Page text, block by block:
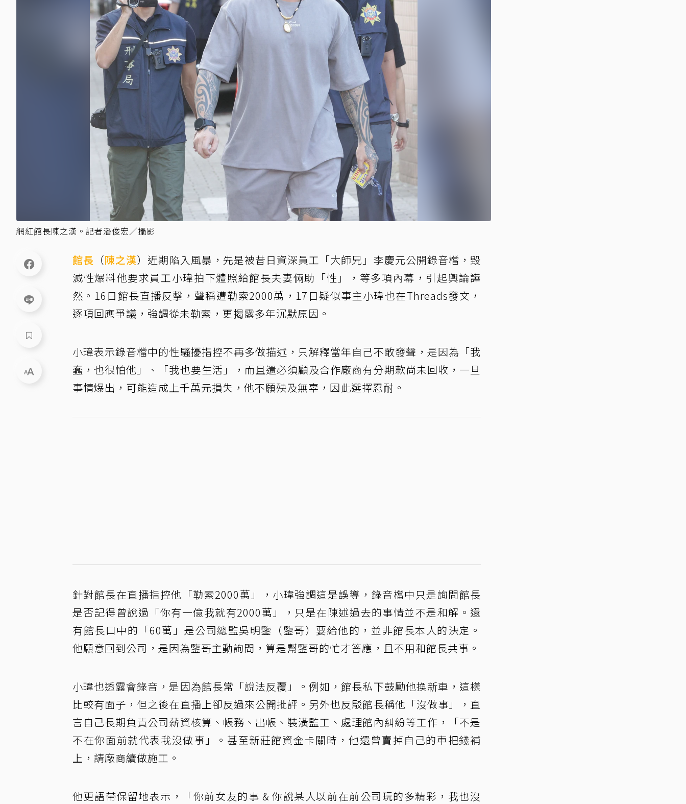
網紅館長陳之漢。記者潘俊宏／攝影
館長 （陳之漢）近期陷入風暴，先是被昔日資深員工「大師兄」李慶元公開錄音檔，毀
滅性爆料他要求員工小瑋拍下體照給館長夫妻倆助「性」，等多項內幕，引起輿論譁
然。16日館長直播反擊，聲稱遭勒索2000萬，17日疑似事主小瑋也在Threads發文，
逐項回應爭議，強調從未勒索，更揭露多年沉默原因。
小瑋表示錄音檔中的性騷擾指控不再多做描述，只解釋當年自己不敢發聲，是因為「我
蠢，也很怕他」、「我也要生活」，而且還必須顧及合作廠商有分期款尚未回收，一旦
事情爆出，可能造成上千萬元損失，他不願殃及無辜，因此選擇忍耐。
針對館長在直播指控他「勒索2000萬」，小瑋強調這是誤導，錄音檔中只是詢問館長
是否記得曾說過「你有一億我就有2000萬」，只是在陳述過去的事情並不是和解。還
有館長口中的「60萬」是公司總監吳明鑒（鑒哥）要給他的，並非館長本人的決定。
他願意回到公司，是因為鑒哥主動詢問，算是幫鑒哥的忙才答應，且不用和館長共事。
小瑋也透露會錄音，是因為館長常「說法反覆」。例如，館長私下鼓勵他換新車，這樣
比較有面子，但之後在直播上卻反過來公開批評。另外也反駁館長稱他「沒做事」，直
言自己長期負責公司薪資核算、帳務、出帳、裝潢監工、處理館內糾紛等工作，「不是
不在你面前就代表我沒做事」。甚至新莊館資金卡關時，他還曾賣掉自己的車把錢補
上，請廠商續做施工。
他更語帶保留地表示，「你前女友的事 & 你說某人以前在前公司玩的多精彩，我也沒